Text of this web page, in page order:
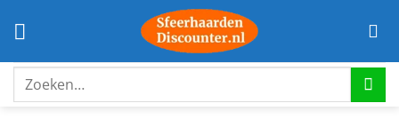
naar
Zoeken